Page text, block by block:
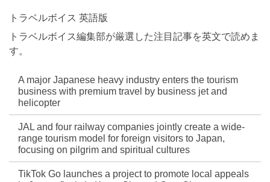
トラベルボイス 英語版
トラベルボイス編集部が厳選した注目記事を英文で読めま
す。
A major Japanese heavy industry enters the tourism
business with premium travel by business jet and
helicopter
JAL and four railway companies jointly create a wide-
range tourism model for foreign visitors to Japan,
focusing on pilgrim and spiritual cultures
TikTok Go launches a project to promote local appeals